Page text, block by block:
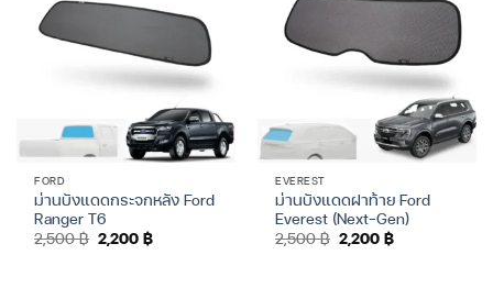
FORD
ม่านบังแดดกระจกหลัง Ford
Ranger T6
2,500฿ Original
price
2,200฿Current
EVEREST
ม่านบังแดดฝาท้าย Ford
Everest (Next-Gen)
2,500฿ Original
price
2,200฿Current